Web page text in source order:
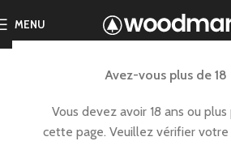
Avez-vous plus de 18
Vous devez avoir 18 ans ou
cette page. Veuillez vérifier
MENU